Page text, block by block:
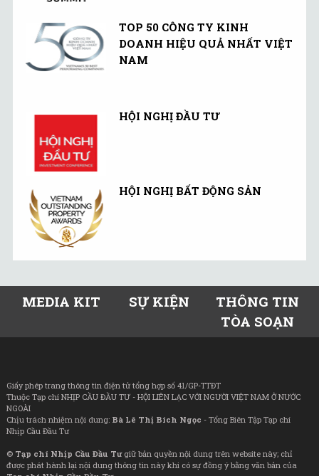
TOP 50 CÔNG TY KINH
DOANH HIỆU QUẢ NHẤT VIỆT
NAM
HỘI NGHỊ ĐẦU TƯ
HỘI NGHỊ BẤT ĐỘNG SẢN
MEDIA KIT SỰ KIỆN
THÔNG TIN
TÒA SOẠN
Giấy phép trang thông tin điện tử tổng hợp số 41/GP-TTĐT
Thuộc Tạp chí NHỊP CẦU ĐẦU TƯ - HỘI LIÊN LẠC VỚI NGƯỜI VIỆT NAM Ở NƯỚC
NGOÀI
Chịu trách nhiệm nội dung: Bà Lê Thị Bích Ngọc - Tổng Biên Tập Tạp chí
Nhịp Cầu Đầu Tư
© Tạp chí Nhịp Cầu Đầu Tưgiữ bản quyền nội dung trên website này; chỉ
được phát hành lại nội dung thông tin này khi có sự đồng ý bằng văn bản của